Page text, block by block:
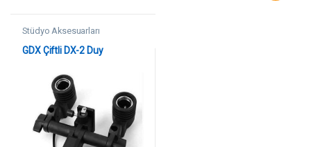
Stüdyo Aksesuarları
GDX Çiftli DX-2 Duy